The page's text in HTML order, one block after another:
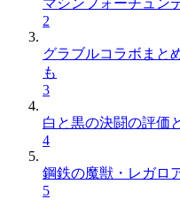
2
グラブルコラボまと
も
3
白と黒の決闘の評価
4
鋼鉄の魔獣・レガロ
5